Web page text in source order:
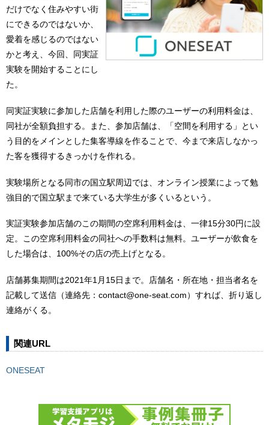
だけでなく住みやすい街
にできるのではないか、
愛着を感じるのではない
かと考え、今回、同実証
実験を開始することにし
た。
同実証実験に参加した店舗を利用した際のユーザーの利用料金は、
同社が全額負担する。また、参加店舗は、「空間を利用する」とい
う目的をメインとした集客導線を作ることで、今まで来店しなかっ
た客を獲得するきっかけを作れる。
実験場所となる同市の国立駅周辺では、オンライン授業によって勉
強目的で国立駅まで来ている大学生が多くいるという。
実証実験参加店舗のこの期間の空席利用料金は、一律15分30円に設
定。この空席利用料金の同社への手数料は無料。ユーザーが飲食を
した場合は、100%その店の売上げとなる。
店舗募集期間は2021年1月15日まで。店舗名・所在地・担当者名を
記載して送信（連絡先：contact@one-seat.com）すれば、折り返し
連絡がくる。
関連URL
ONESEAT